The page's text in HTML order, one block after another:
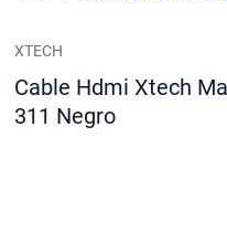
XTECH
Cable Hdmi Xtech
311 Negro